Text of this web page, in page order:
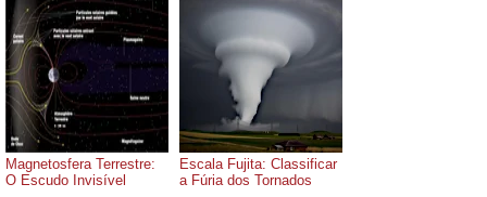
Magnetosfera Terrestre:
O Escudo Invisível
Escala Fujita: Classificar
a Fúria dos Tornados